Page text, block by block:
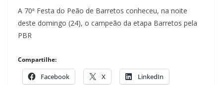
A 70ª Festa do Peão de Barretos conheceu, na noite
deste domingo (24), o campeão da etapa Barretos pela
PBR
Compartilhe:
Facebook X LinkedIn